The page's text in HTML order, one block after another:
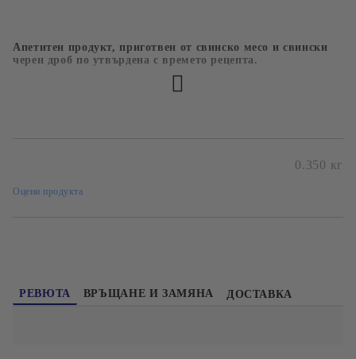
Апетитен продукт, приготвен от свинско месо и свински
черен дроб по утвърдена с времето рецепта.
Ние ще се свържем с вас в рамките на работния ден.
0.350 кг
Оцени продукта
РЕВЮТА ВРЪЩАНЕ И ЗАМЯНА ДОСТАВКА